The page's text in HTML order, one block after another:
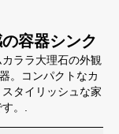
容器シンク
ララ大理石の外観
。コンパクトなカ
タイリッシュな家
。.